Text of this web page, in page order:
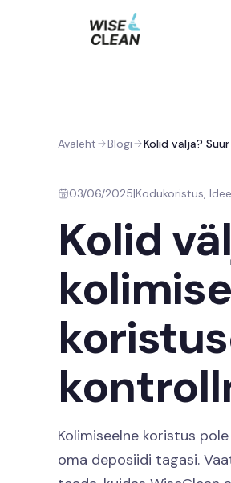
Avaleht Blogi Kolid välja?
03/06/2025|Kodukoristus,
Kolid
Kolimiseelne koristus
oma deposiidi tagasi.